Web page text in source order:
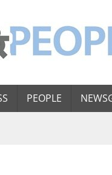
PEOPLE